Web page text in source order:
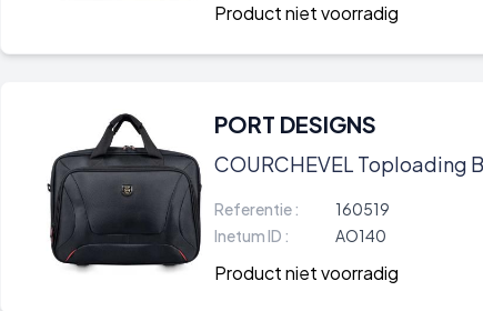
Product niet voorradig
PORT DESIGNS
COURCHEVEL Toploading
Referentie :
160519
Inetum ID :
AO140
Product niet voorradig